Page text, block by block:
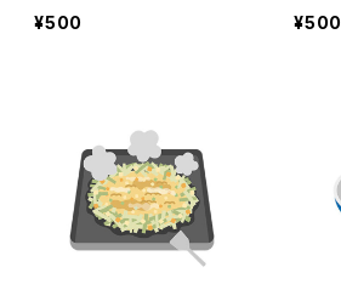
のイラスト
¥500
¥500